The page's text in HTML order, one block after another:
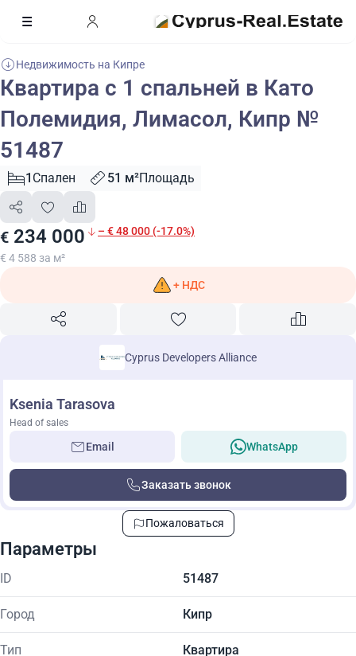
Недвижимость на Кипре
Квартира с 1 спальней в Като
Полемидия, Лимасол, Кипр №
51487
1 Спален 51 м²Площадь
€ 234 000 – € 48 000 (-17.0%)
€ 4 588 за м²
+ НДС
Cyprus Developers Alliance
Ksenia Tarasova
Head of sales
Email WhatsApp
Заказать звонок
Пожаловаться
Параметры
ID 51487
Город Кипр
Тип Квартира